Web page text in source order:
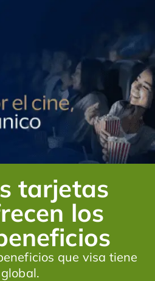
tarjetas
los
que visa tiene